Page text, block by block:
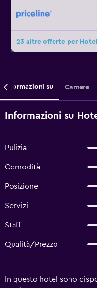
23 altre offerte per
Informazioni su Camere
Informazioni su
Pulizia
Comodità
Posizione
Servizi
Staff
Qualità/Prezzo
In questo hotel sono